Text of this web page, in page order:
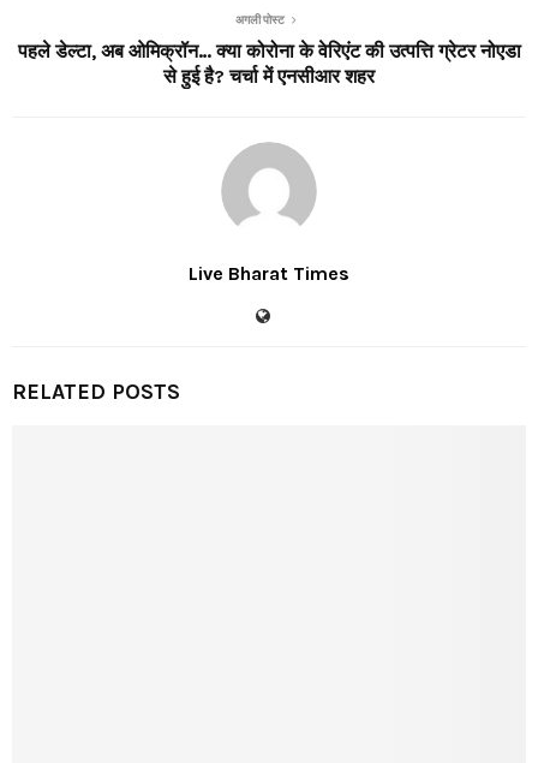
अगली पोस्ट
पहले डेल्टा, अब ओमिक्रॉन… क्या कोरोना के वेरिएंट की उत्पत्ति ग्रेटर नोएडा
से हुई है? चर्चा में एनसीआर शहर
Live Bharat Times
RELATED POSTS